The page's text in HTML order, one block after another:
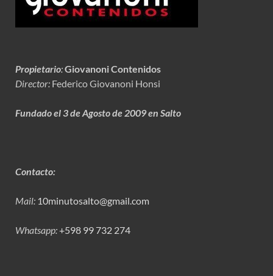
Propietario:Giovanoni Contenidos
Director: Federico Giovanoni Honsi
Fundado el 3 de Agosto de 2009 en Salto
Contacto:
Mail: 10minutosalto@gmail.com
Whatsapp:+598 99 732 274